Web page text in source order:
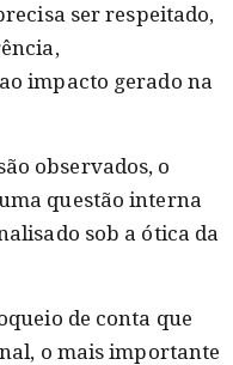
ser respeitado,
impacto gerado na
observados, o
questão interna
sob a ótica da
de conta que
o mais importante